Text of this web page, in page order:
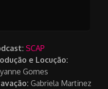
SCAP
e Locução:
Gomes
Gabriela Martinez